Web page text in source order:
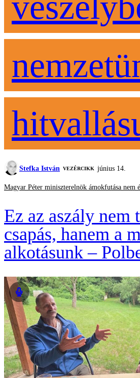
Stefka István VEZÉRCIKK június 14.
Magyar Péter miniszterelnök ámokfutása nem
Ez az aszály nem
csapás, hanem a
alkotásunk –